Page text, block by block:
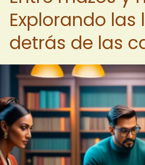
Explorando las
detrás de las